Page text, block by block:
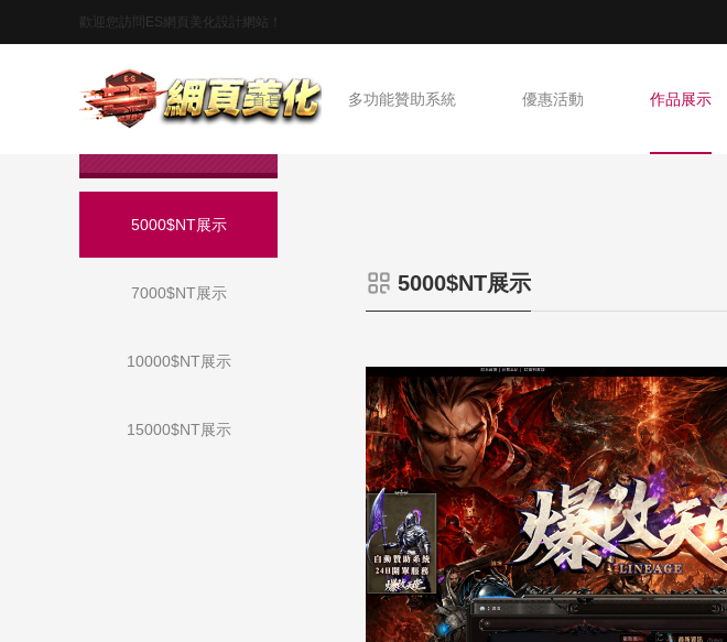
歡迎您訪問ES網頁美化設計網站！
首頁 多功能贊助系統 優惠活動 作品展示
5000$NT展示
7000$NT展示
10000$NT展示
15000$NT展示
5000$NT展示